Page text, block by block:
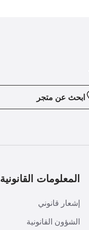
ابحث عن متجر
المعلومات القانونية
إشعار قانوني
الشؤون القانونية